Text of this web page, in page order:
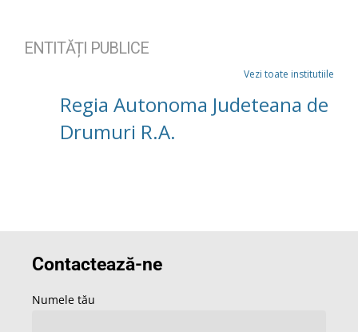
ENTITĂȚI PUBLICE
Vezi toate institutiile
Regia Autonoma Judeteana de
Drumuri R.A.